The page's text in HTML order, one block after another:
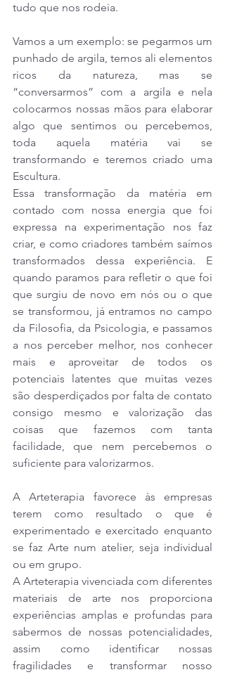
tudo que nos rodeia.
Vamos a um exemplo: se pegarmos um
punhado de argila, temos ali elementos
ricos da natureza, mas se
“conversarmos” com a argila e nela
colocarmos nossas mãos para elaborar
algo que sentimos ou percebemos,
toda aquela matéria vai se
transformando e teremos criado uma
Escultura.
Essa transformação da matéria em
contado com nossa energia que foi
expressa na experimentação nos faz
criar, e como criadores também saímos
transformados dessa experiência. E
quando paramos para refletir o que foi
que surgiu de novo em nós ou o que
se transformou, já entramos no campo
da Filosofia, da Psicologia, e passamos
a nos perceber melhor, nos conhecer
mais e aproveitar de todos os
potenciais latentes que muitas vezes
são desperdiçados por falta de contato
consigo mesmo e valorização das
coisas que fazemos com tanta
facilidade, que nem percebemos o
suficiente para valorizarmos.
A Arteterapia favorece às empresas
terem como resultado o que é
experimentado e exercitado enquanto
se faz Arte num atelier, seja individual
ou em grupo.
A Arteterapia vivenciada com diferentes
materiais de arte nos proporciona
experiências amplas e profundas para
sabermos de nossas potencialidades,
assim como identificar nossas
fragilidades e transformar nosso